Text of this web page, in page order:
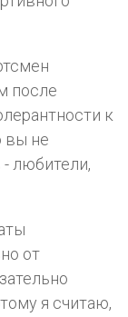
после
к
вы не
любители,
от
я считаю,